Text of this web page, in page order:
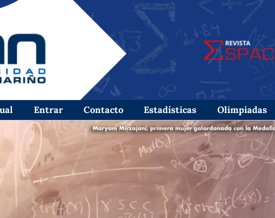
Entrar Contacto Estadísticas Olimpiadas